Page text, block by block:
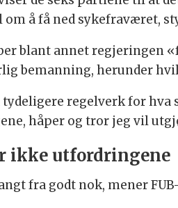
om å få ned sykefraværet,
blant annet regjeringen
bemanning, herunder
tydeligere regelverk for
håper og tror jeg vil
ikke utfordringene
fra godt nok, mener